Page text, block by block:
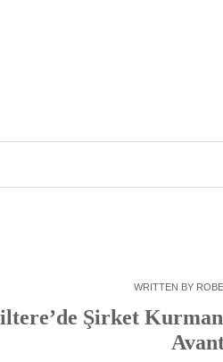
WRITTEN BY
Şirket